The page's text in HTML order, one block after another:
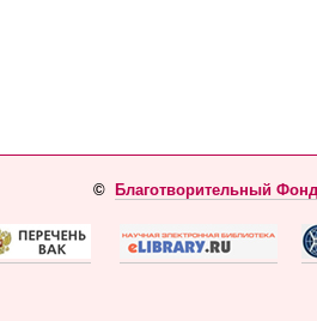
© Благотворительный